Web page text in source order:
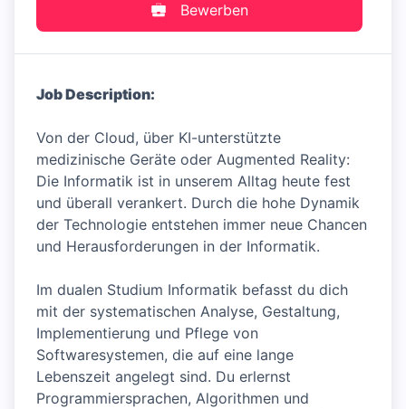
Bewerben
Job Description:
Von der Cloud, über KI-unterstützte
medizinische Geräte oder Augmented Reality:
Die Informatik ist in unserem Alltag heute fest
und überall verankert. Durch die hohe Dynamik
der Technologie entstehen immer neue Chancen
und Herausforderungen in der Informatik.
Im dualen Studium Informatik befasst du dich
mit der systematischen Analyse, Gestaltung,
Implementierung und Pflege von
Softwaresystemen, die auf eine lange
Lebenszeit angelegt sind. Du erlernst
Programmiersprachen, Algorithmen und